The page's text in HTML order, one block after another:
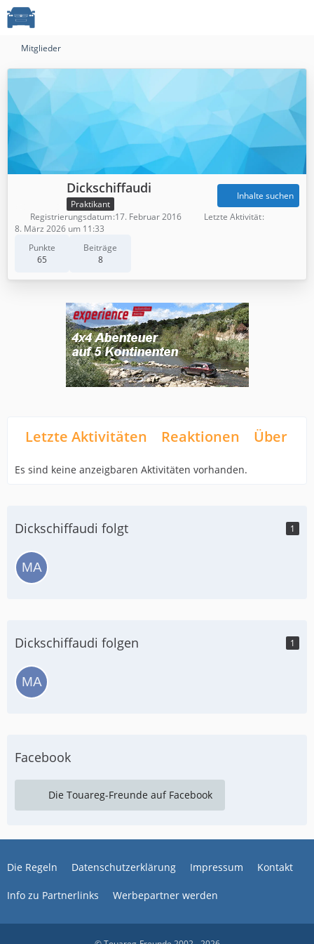
Mitglieder
Dickschiffaudi
Praktikant
Punkte
65
Beiträge
8
Inhalte suchen
Registrierungsdatum 17. Februar 2016
Letzte Aktivität
8. März 2026 um 11:33
Letzte Aktivitäten Reaktionen Über
Es sind keine anzeigbaren Aktivitäten vorhanden.
Dickschiffaudi folgt 1
Dickschiffaudi folgen 1
Facebook
Die Touareg-Freunde auf Facebook
Die Regeln Datenschutzerklärung Impressum Kontakt
Info zu Partnerlinks Werbepartner werden